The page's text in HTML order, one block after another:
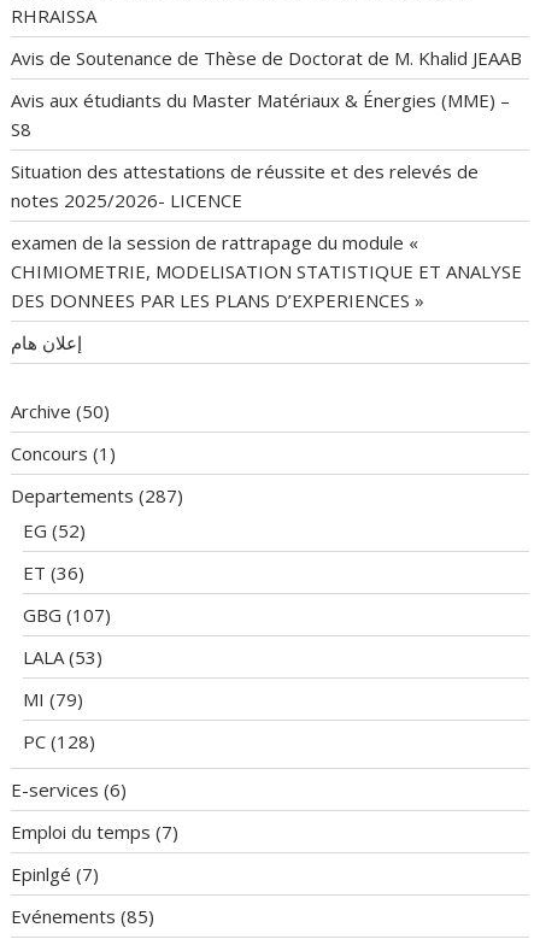
RHRAISSA
Avis de Soutenance de Thèse de Doctorat de M. Khalid JEAAB
Avis aux étudiants du Master Matériaux & Énergies (MME) –
S8
Situation des attestations de réussite et des relevés de
notes 2025/2026- LICENCE
examen de la session de rattrapage du module «
CHIMIOMETRIE, MODELISATION STATISTIQUE ET ANALYSE
DES DONNEES PAR LES PLANS D’EXPERIENCES »
إعلان هام
Archive (50)
Concours (1)
Departements (287)
EG (52)
ET (36)
GBG (107)
LALA(53)
MI (79)
PC (128)
E-services (6)
Emploi du temps (7)
Epinlgé (7)
Evénements (85)